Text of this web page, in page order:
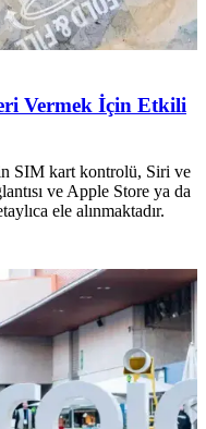
Vermek İçin Etkili
SIM kart kontrolü, Siri ve
ve Apple Store ya da
ele alınmaktadır.